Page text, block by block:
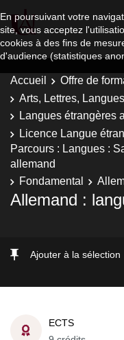
En poursuivant votre
site, vous acceptez
cookies à des fins de
d'audience (statistiques
Accueil Offre de
Arts, Lettres, Langues
Langues étrangères
Licence Langue
Parcours : Langues :
allemand
Fondamental
Allemand :
Ajouter à la sélection
ECTS